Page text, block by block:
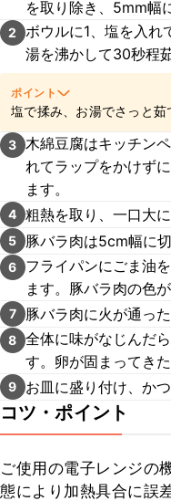
を取り除き、5mm幅
2
ボウルに1、塩を入れ
湯を沸かして30秒程
ポイント
塩で揉み、お湯でさっと
法をお試しになりたい方は
3 木綿豆腐はキッチン
れてラップをかけず
ます。
4 粗熱を取り、一口大
5 豚バラ肉は5cm幅に切
6
フライパンにごま油
ます。豚バラ肉の色
7 豚バラ肉に火が通っ
8 全体に味がなじんだ
す。卵が固まってき
9 お皿に盛り付け、か
コツ・ポイント
ご使用の電子レンジの
態により加熱具合に誤